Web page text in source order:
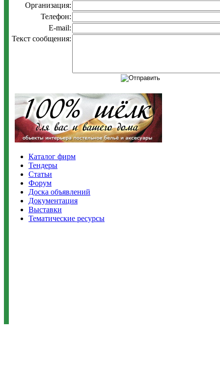
Организация:
Телефон:
E-mail:
Текст сообщения:
Каталог фирм
Тендеры
Статьи
Форум
Доска объявлений
Документация
Выставки
Тематические ресурсы